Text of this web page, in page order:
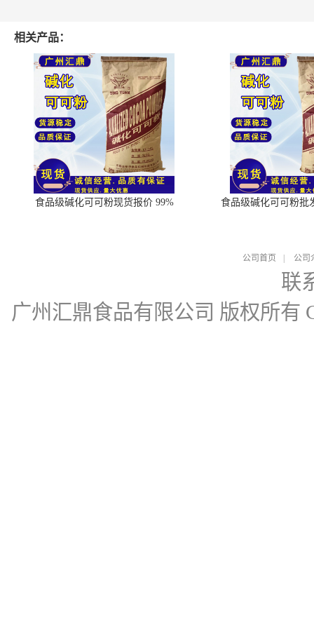
相关产品：
食品级碱化可可粉现货报价 99% 食品级碱化可可粉批
公司首页 公司
联
广州汇鼎食品有限公司 版权所有